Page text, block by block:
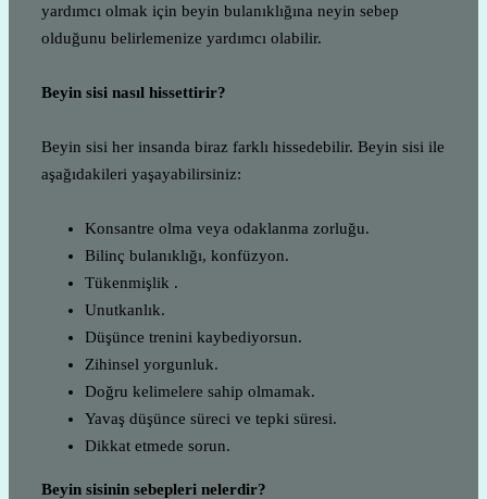
yardımcı olmak için beyin bulanıklığına neyin sebep
olduğunu belirlemenize yardımcı olabilir.
Beyin sisi nasıl hissettirir?
Beyin sisi her insanda biraz farklı hissedebilir. Beyin sisi ile
aşağıdakileri yaşayabilirsiniz:
Konsantre olma veya odaklanma zorluğu.
Bilinç bulanıklığı, konfüzyon.
Tükenmişlik .
Unutkanlık.
Düşünce trenini kaybediyorsun.
Zihinsel yorgunluk.
Doğru kelimelere sahip olmamak.
Yavaş düşünce süreci ve tepki süresi.
Dikkat etmede sorun.
Beyin sisinin sebepleri nelerdir?